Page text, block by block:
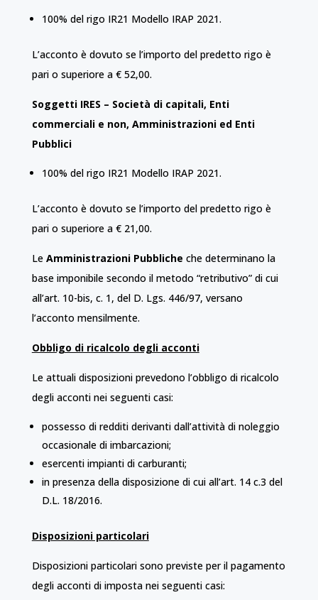
100% del rigo IR21 Modello IRAP 2021.
L’acconto è dovuto se l’importo del predetto rigo è
pari o superiore a € 52,00.
Soggetti IRES – Società di capitali, Enti
commerciali e non, Amministrazioni ed Enti
Pubblici
100% del rigo IR21 Modello IRAP 2021.
L’acconto è dovuto se l’importo del predetto rigo è
pari o superiore a € 21,00.
Le Amministrazioni Pubbliche che determinano la
base imponibile secondo il metodo “retributivo” di cui
all’art. 10-bis, c. 1, del D. Lgs. 446/97, versano
l’acconto mensilmente.
Obbligo di ricalcolo degli acconti
Le attuali disposizioni prevedono l’obbligo di ricalcolo
degli acconti nei seguenti casi:
possesso di redditi derivanti dall’attività di noleggio
occasionale di imbarcazioni;
esercenti impianti di carburanti;
in presenza della disposizione di cui all’art. 14 c.3 del
D.L. 18/2016.
Disposizioni particolari
Disposizioni particolari sono previste per il pagamento
degli acconti di imposta nei seguenti casi: